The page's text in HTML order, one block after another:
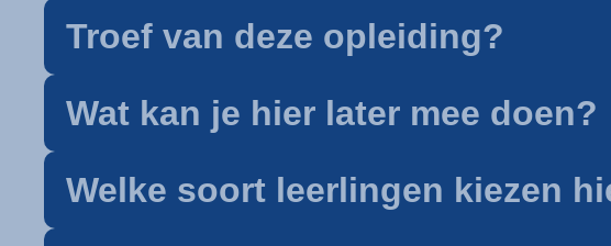
Troef van deze opleiding?
Wat kan je hier later mee doen?
Welke soort leerlingen kiezen